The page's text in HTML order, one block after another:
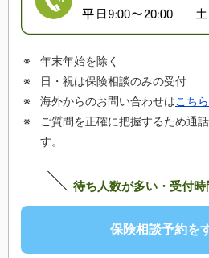
年末年始を除く
日・祝は保険相談のみの受付
海外からのお問い合わせはこちら
ご質問を正確に把握するため通
す。
待ち人数が多い・受付
保険相談予約を